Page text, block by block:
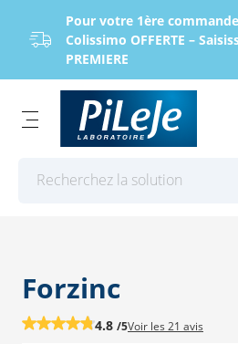
Pour votre 1ère
Colissimo OFFERTE –
PREMIERE
Forzinc
4.8 /5Voir les 21 avis